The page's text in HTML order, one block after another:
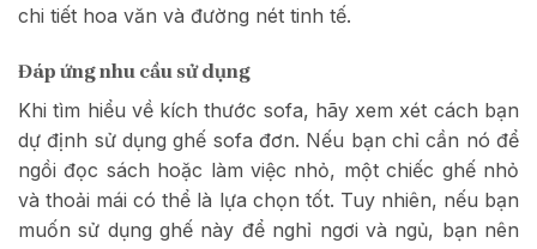
chi tiết hoa văn và đường nét tinh tế.
Đáp ứng nhu cầu sử dụng
Khi tìm hiểu về kích thước sofa, hãy xem xét cách bạn
dự định sử dụng ghế sofa đơn. Nếu bạn chỉ cần nó để
ngồi đọc sách hoặc làm việc nhỏ, một chiếc ghế nhỏ
và thoải mái có thể là lựa chọn tốt. Tuy nhiên, nếu bạn
muốn sử dụng ghế này để nghỉ ngơi và ngủ, bạn nên